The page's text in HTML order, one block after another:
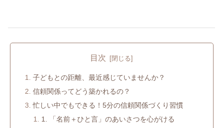
目次
子どもとの距離、最近感じていませんか？
信頼関係ってどう築かれるの？
忙しい中でもできる！5分の信頼関係づくり習慣
1. 「名前＋ひと言」のあいさつを心がける